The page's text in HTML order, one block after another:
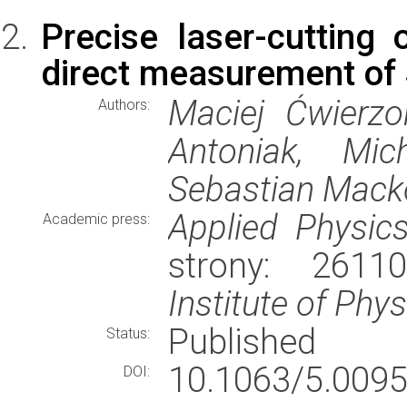
Precise laser-cutting
direct measurement
Authors:
Maciej
Antoniak,
Sebastian
Academic press:
Applied
strony:
Institute of
Status: Published
DOI:
10.1063/